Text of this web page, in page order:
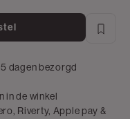
dagen bezorgd
in de winkel
Riverty, Apple pay &